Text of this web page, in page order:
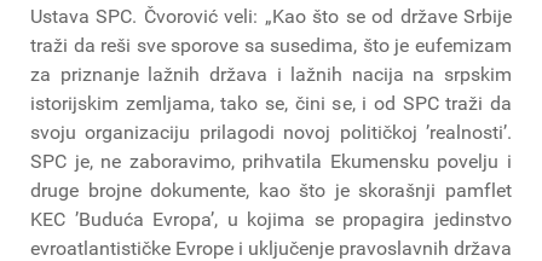
Ustava SPC. Čvorović veli: „Kao što se od države Srbije
traži da reši sve sporove sa susedima, što je eufemizam
za priznanje lažnih država i lažnih nacija na srpskim
istorijskim zemljama, tako se, čini se, i od SPC traži da
svoju organizaciju prilagodi novoj političkoj ’realnosti’.
SPC je, ne zaboravimo, prihvatila Ekumensku povelju i
druge brojne dokumente, kao što je skorašnji pamflet
KEC ’Buduća Evropa’, u kojima se propagira jedinstvo
evroatlantističke Evrope i uključenje pravoslavnih država